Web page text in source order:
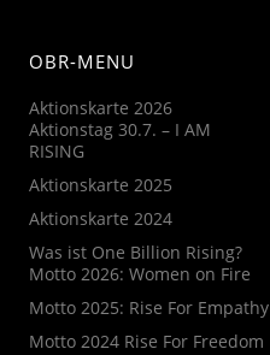
OBR-MENU
Aktionskarte 2026
Aktionstag 30.7. – I AM
RISING
Aktionskarte 2025
Aktionskarte 2024
Was ist One Billion Rising?
Motto 2026: Women on Fire
Motto 2025: Rise For Empathy
Motto 2024 Rise For Freedom